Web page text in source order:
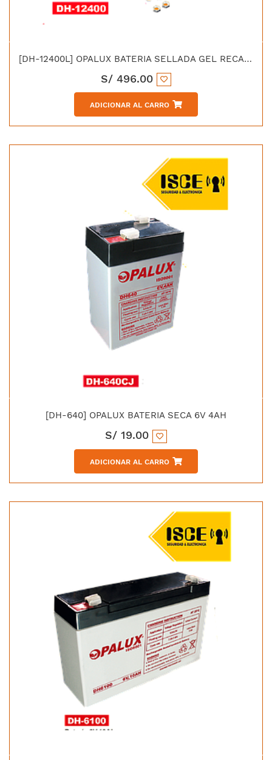
[DH-12400L] OPALUX BATERIA SELLADA GEL RECARGABLE 12V 40AH
S/ 496.00
ADICIONAR AL CARRO
[DH-640] OPALUX BATERIA SECA 6V 4AH
S/ 19.00
ADICIONAR AL CARRO